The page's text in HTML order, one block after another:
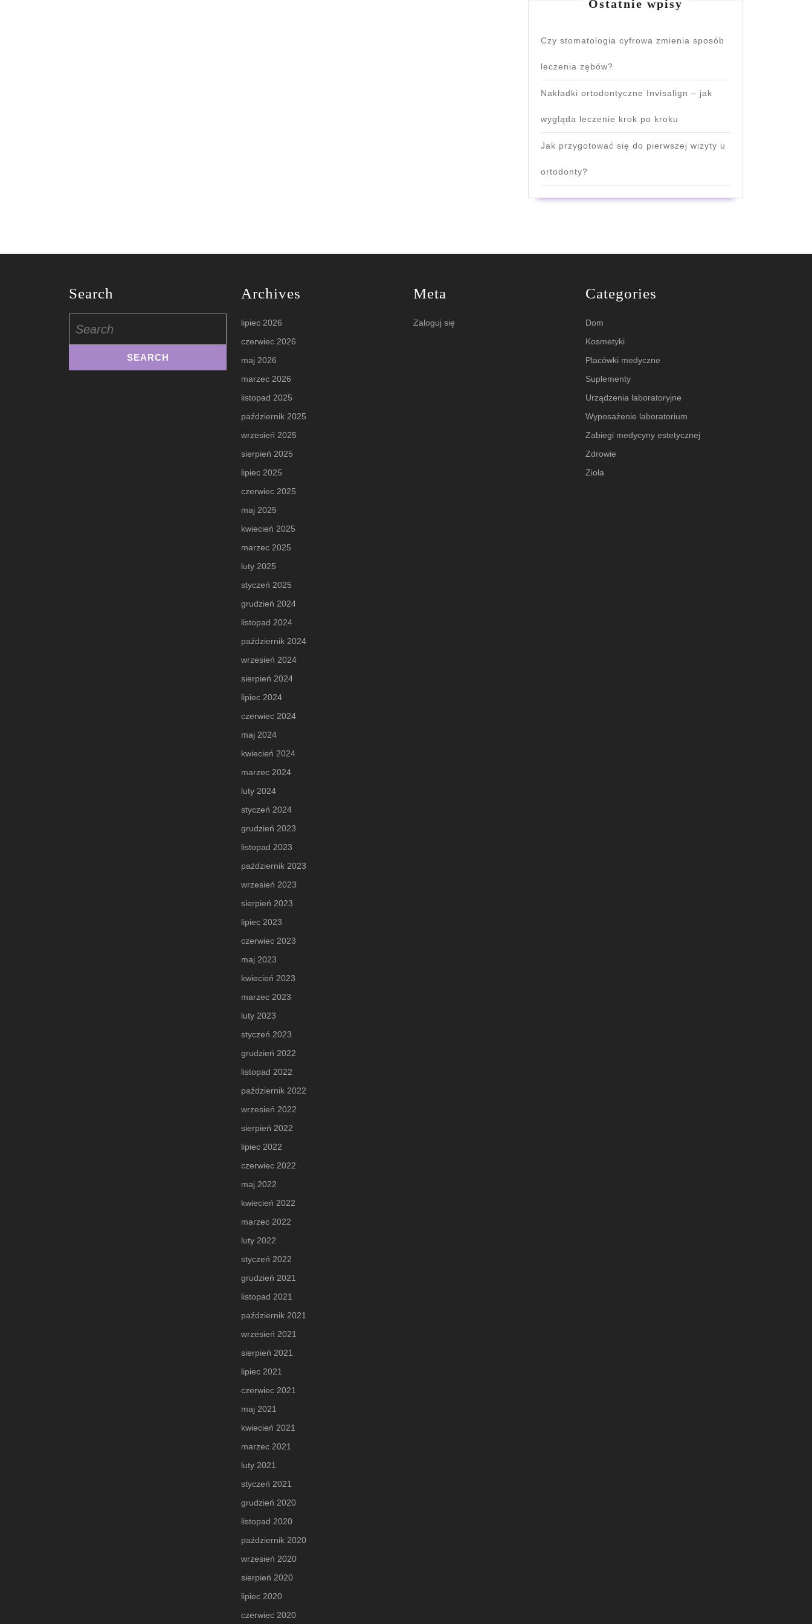
Ostatnie wpisy
Czy stomatologia cyfrowa zmienia sposób
leczenia zębów?
Nakładki ortodontyczne Invisalign – jak
wygląda leczenie krok po kroku
Jak przygotować się do pierwszej wizyty u
ortodonty?
Search
for:
Archives
lipiec 2026
czerwiec 2026
maj 2026
marzec 2026
listopad 2025
październik 2025
wrzesień 2025
sierpień 2025
lipiec 2025
czerwiec 2025
maj 2025
kwiecień 2025
marzec 2025
luty 2025
styczeń 2025
grudzień 2024
listopad 2024
październik 2024
wrzesień 2024
sierpień 2024
lipiec 2024
czerwiec 2024
maj 2024
kwiecień 2024
marzec 2024
luty 2024
styczeń 2024
grudzień 2023
listopad 2023
październik 2023
wrzesień 2023
sierpień 2023
lipiec 2023
czerwiec 2023
maj 2023
kwiecień 2023
marzec 2023
luty 2023
styczeń 2023
grudzień 2022
listopad 2022
październik 2022
wrzesień 2022
sierpień 2022
lipiec 2022
czerwiec 2022
maj 2022
kwiecień 2022
marzec 2022
luty 2022
styczeń 2022
grudzień 2021
listopad 2021
październik 2021
wrzesień 2021
sierpień 2021
lipiec 2021
czerwiec 2021
maj 2021
kwiecień 2021
marzec 2021
luty 2021
styczeń 2021
grudzień 2020
listopad 2020
październik 2020
wrzesień 2020
sierpień 2020
lipiec 2020
czerwiec 2020
Meta
Zaloguj się
Categories
Dom
Kosmetyki
Placówki medyczne
Suplementy
Urządzenia laboratoryjne
Wyposażenie laboratorium
Zabiegi medycyny estetycznej
Zdrowie
Zioła